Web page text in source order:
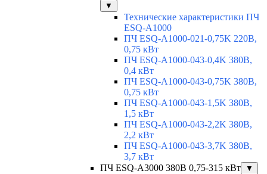
▼
Технические характеристики ПЧ
ESQ-A1000
ПЧ ESQ-A1000-021-0,75K 220В,
0,75 кВт
ПЧ ESQ-A1000-043-0,4K 380В,
0,4 кВт
ПЧ ESQ-A1000-043-0,75K 380В,
0,75 кВт
ПЧ ESQ-A1000-043-1,5K 380В,
1,5 кВт
ПЧ ESQ-A1000-043-2,2K 380В,
2,2 кВт
ПЧ ESQ-A1000-043-3,7K 380В,
3,7 кВт
ПЧ ESQ-A3000 380В 0,75-315 кВт
▼